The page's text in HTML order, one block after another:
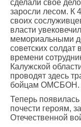
сделали свое
заросли лесом. К
своих
власти
мемориальными
советских солдат
времени
Калужской
проводят здесь
бойцам ОМСБОН.
Теперь
почести героям,
Отечественной